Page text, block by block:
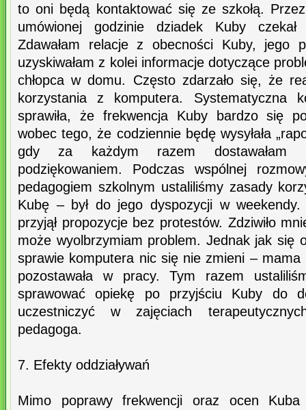
to oni będą kontaktować się ze szkołą.
umówionej godzinie dziadek Kuby
Zdawałam relacje z obecności Kuby, jego
uzyskiwałam z kolei informacje dotyczące
chłopca w domu. Często zdarzało się, że
korzystania z komputera. Systematyczna
sprawiła, że frekwencja Kuby bardzo się
wobec tego, że codziennie będę wysyłała
gdy za każdym razem dostawałam
podziękowaniem. Podczas wspólnej
pedagogiem szkolnym ustaliliśmy zasady
Kubę – był do jego dyspozycji w weekendy.
przyjął propozycje bez protestów. Zdziwiło
może wyolbrzymiam problem. Jednak jak się
sprawie komputera nic się nie zmieni – mama
pozostawała w pracy. Tym razem
sprawować opiekę po przyjściu Kuby do
uczestniczyć w zajęciach
pedagoga.
7. Efekty oddziaływań
Mimo poprawy frekwencji oraz ocen